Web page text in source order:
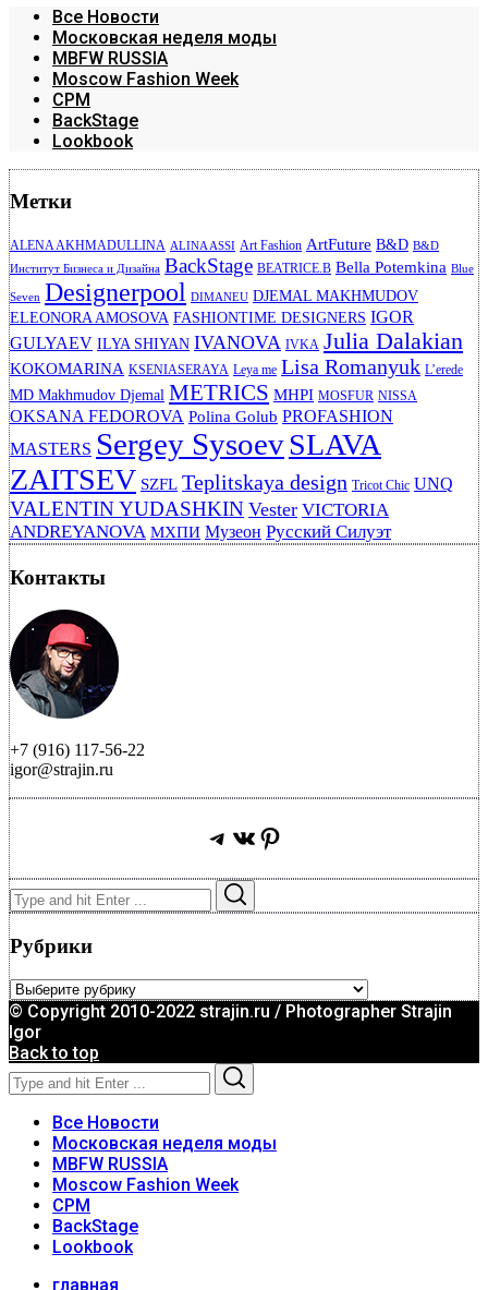
Все Новости
Московская неделя моды
MBFW RUSSIA
Moscow Fashion Week
CPM
BackStage
Lookbook
Метки
ALENA AKHMADULLINA ALINA ASSI Art Fashion ArtFuture B&D B&D
Институт Бизнеса и Дизайна BackStage BEATRICE.B Bella Potemkina Blue
Seven Designerpool DIMANEU DJEMAL MAKHMUDOV
ELEONORA AMOSOVA FASHIONTIME DESIGNERS IGOR
GULYAEV ILYA SHIYAN IVANOVA IVKA Julia Dalakian
KOKOMARINA KSENIASERAYA Leya me Lisa Romanyuk L’erede
MD Makhmudov Djemal METRICS MHPI MOSFUR NISSA
OKSANA FEDOROVA Polina Golub PROFASHION
MASTERS Sergey SysoevSLAVA
ZAITSEV SZFL Teplitskaya design Tricot Chic UNQ
VALENTIN YUDASHKIN Vester VICTORIA
ANDREYANOVA МХПИ Музеон Русский Силуэт
Контакты
+7 (916) 117-56-22
igor@strajin.ru
Telegram
ВКонтакте
Pinterest
Search
for:
Рубрики
Рубрики
© Copyright 2010-2022 strajin.ru / Photographer Strajin
Igor
Back to top
Search
for:
Все Новости
Московская неделя моды
MBFW RUSSIA
Moscow Fashion Week
CPM
BackStage
Lookbook
главная